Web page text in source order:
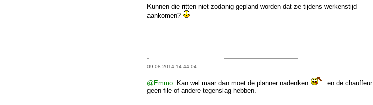
Kunnen die ritten niet zodanig gepland worden dat ze tijdens werkenstijd
aankomen?
09-08-2014 14:44:04
@Emmo: Kan wel maar dan moet de planner nadenken
en de chauffeur
geen file of andere tegenslag hebben.